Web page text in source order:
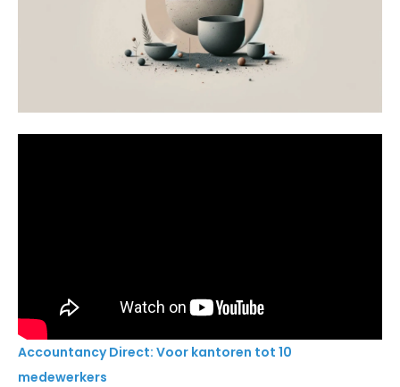
Accountancy Direct: Voor kantoren tot 10
medewerkers